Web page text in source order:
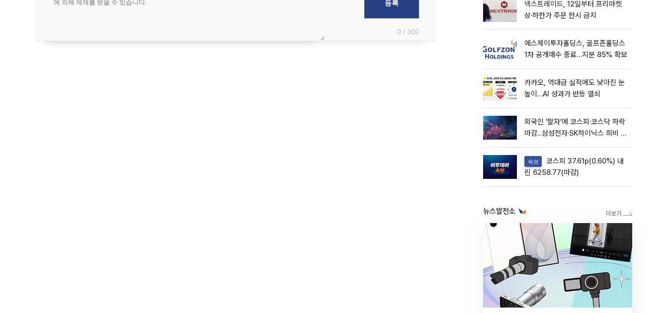
0 / 300
넥스트레이드, 12일부터 프리마켓
상·하한가 주문 한시 금지
에스제이투자홀딩스, 골프존홀딩스
1차 공개매수 종료…지분 85% 확보
카카오, 역대급 실적에도 낮아진 눈
높이…AI 성과가 반등 열쇠
외국인 '팔자'에 코스피·코스닥 하락
마감...삼성전자·SK하이닉스 희비 갈
속보
린 6258.77(마감)
뉴스발전소